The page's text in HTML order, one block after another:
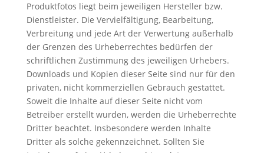
Produktfotos liegt beim jeweiligen Hersteller bzw.
Dienstleister. Die Vervielfältigung, Bearbeitung,
Verbreitung und jede Art der Verwertung außerhalb
der Grenzen des Urheberrechtes bedürfen der
schriftlichen Zustimmung des jeweiligen Urhebers.
Downloads und Kopien dieser Seite sind nur für den
privaten, nicht kommerziellen Gebrauch gestattet.
Soweit die Inhalte auf dieser Seite nicht vom
Betreiber erstellt wurden, werden die Urheberrechte
Dritter beachtet. Insbesondere werden Inhalte
Dritter als solche gekennzeichnet. Sollten Sie